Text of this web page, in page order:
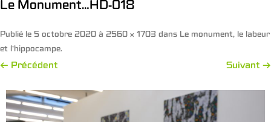
Le Monument…HD-018
Publié le 5 octobre 2020 à 2560 × 1703 dans Le monument, le labeur
et l’hippocampe.
← Précédent Suivant →